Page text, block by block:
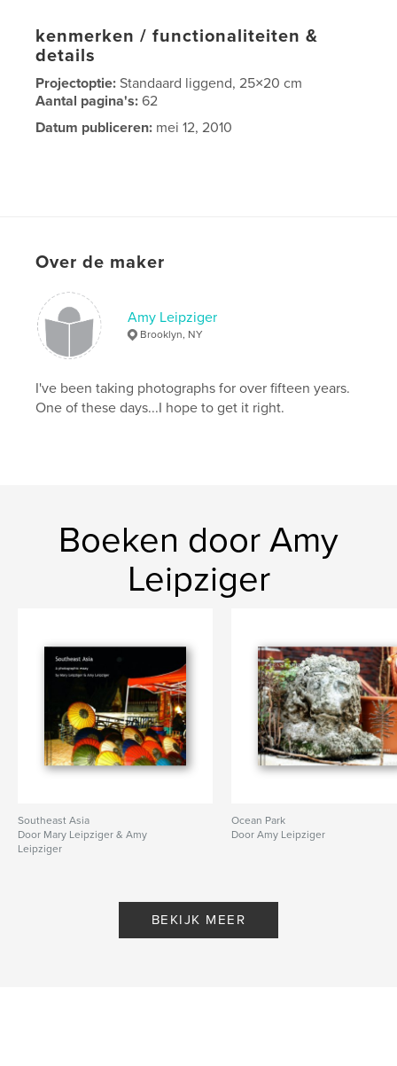
kenmerken / functionaliteiten &
details
Projectoptie:Standaard liggend, 25×20 cm
Aantal pagina's:62
Datum publiceren: mei 12, 2010
Over de maker
Amy Leipziger
Brooklyn, NY
I've been taking photographs for over fifteen years.
One of these days...I hope to get it right.
Boeken door Amy
Leipziger
Southeast Asia
Door Mary Leipziger & Amy
Leipziger
Ocean Park
Door Amy Leipziger
BEKIJK MEER